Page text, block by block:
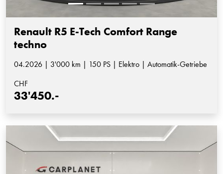
Renault R5 E-Tech Comfort Range
techno
04.2026 | 3'000 km | 150 PS | Elektro | Automatik-Getriebe
CHF
33'450.-